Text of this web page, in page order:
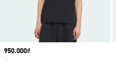
Price
950.000₫